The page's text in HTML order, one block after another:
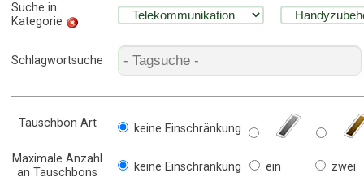
Suche in
Kategorie
Schlagwortsuche
Tauschbon Art keine Einschränkung
Maximale Anzahl
an Tauschbons
keine Einschränkung ein zwei